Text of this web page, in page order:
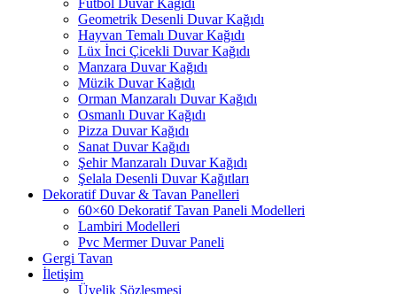
Geometrik Desenli Duvar Kağıdı
Hayvan Temalı Duvar Kağıdı
Lüx İnci Çicekli Duvar Kağıdı
Manzara Duvar Kağıdı
Müzik Duvar Kağıdı
Orman Manzaralı Duvar Kağıdı
Osmanlı Duvar Kağıdı
Pizza Duvar Kağıdı
Sanat Duvar Kağıdı
Şehir Manzaralı Duvar Kağıdı
Şelala Desenli Duvar Kağıtları
Dekoratif Duvar & Tavan Panelleri
60×60 Dekoratif Tavan Paneli Modelleri
Lambiri Modelleri
Pvc Mermer Duvar Paneli
Gergi Tavan
İletişim
Üyelik Sözleşmesi